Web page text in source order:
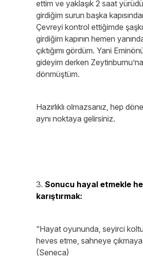
ettim ve yaklaşık 2 saat
girdiğim surun başka
Çevreyi kontrol ettiğimde
girdiğim kapının hemen
çıktığımı gördüm. Yani
gideyim derken
dönmüştüm.
Hazırlıklı olmazsanız, hep
aynı noktaya gelirsiniz.
3. Sonucu hayal etmekle
karıştırmak:
“Hayat oyununda, seyirci
heves etme, sahneye çıkmaya
(Seneca)